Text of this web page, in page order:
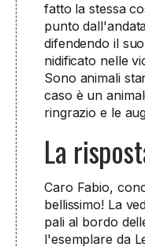
fatto la stessa
punto
difendendo il
nidificato nelle
Sono animali
caso è un
ringrazio e le
La
Caro Fabio,
bellissimo! La
pali al bordo
l'esemplare da